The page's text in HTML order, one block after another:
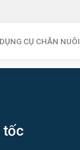
DỤNG CỤ CHĂN NUÔI
tốc